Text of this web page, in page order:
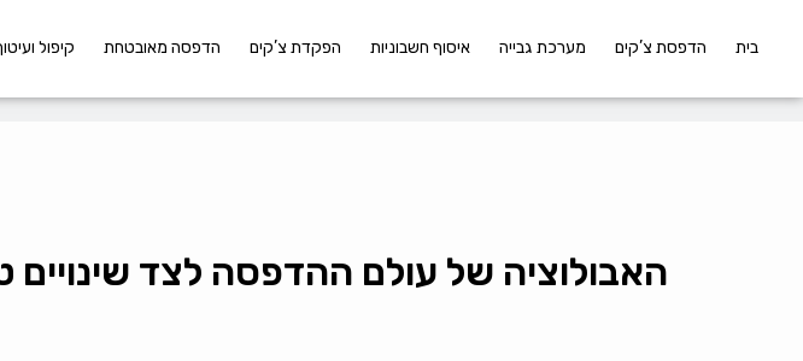
בית הדפסת צ’קים מערכת גבייה איסוף חשבוניות הפקדת צ’קים הדפסה מאובטחת קיפול
האבולוציה של עולם ההדפסה לצד שינויים